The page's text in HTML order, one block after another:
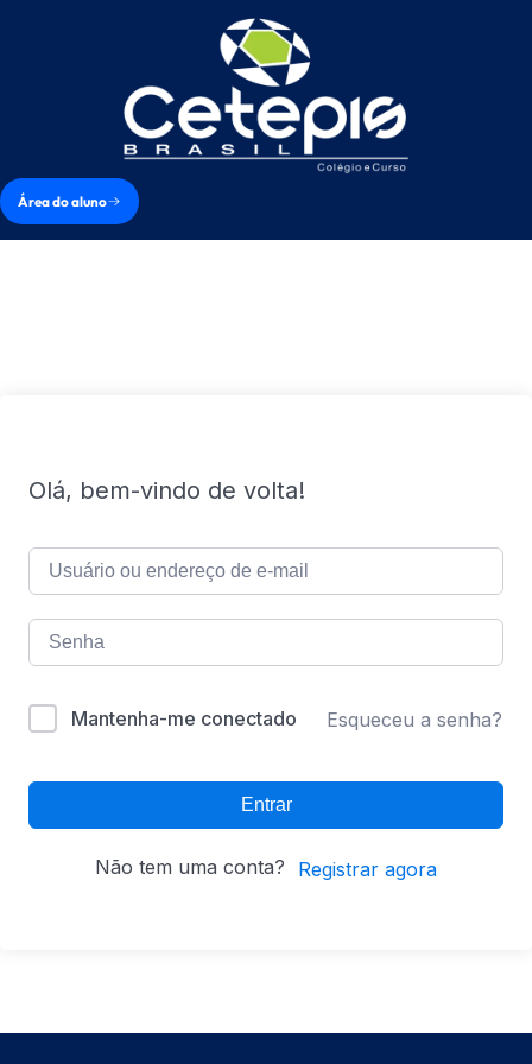
Área do aluno
Olá, bem-vindo de volta!
Mantenha-me conectado Esqueceu a senha?
Entrar
Não tem uma conta? Registrar agora